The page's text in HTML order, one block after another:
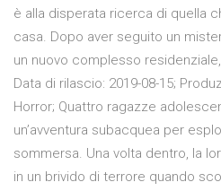
è alla disperata ricerca di quella
casa. Dopo aver seguito un
un nuovo complesso
Data di rilascio: 2019-08-15;
Horror; Quattro ragazze
un’avventura subacquea per
sommersa. Una volta dentro, la
in un brivido di terrore quando